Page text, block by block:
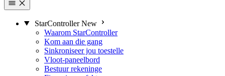
StarController New
Waarom StarController
Kom aan die gang
Sinkroniseer jou toestelle
Vloot-paneelbord
Bestuur rekeninge